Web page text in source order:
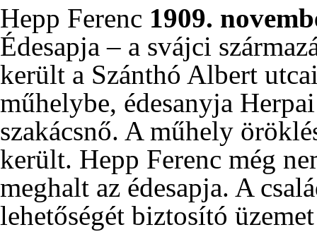
Hepp Ferenc 1909.
Édesapja – a svájci
került a Szánthó Albert
műhelybe, édesanyja
szakácsnő. A műhely
került. Hepp Ferenc még
meghalt az édesapja. A
lehetőségét biztosító